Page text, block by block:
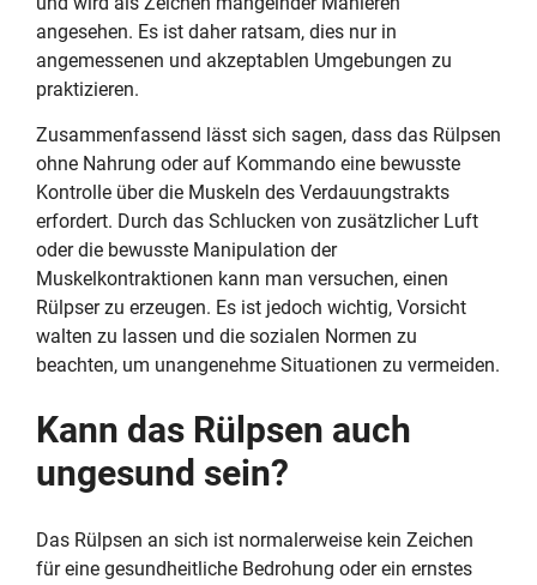
angesehen. Es ist daher ratsam, dies nur in
angemessenen und akzeptablen Umgebungen zu
praktizieren.
Zusammenfassend lässt sich sagen, dass das Rülpsen
ohne Nahrung oder auf Kommando eine bewusste
Kontrolle über die Muskeln des Verdauungstrakts
erfordert. Durch das Schlucken von zusätzlicher Luft
oder die bewusste Manipulation der
Muskelkontraktionen kann man versuchen, einen
Rülpser zu erzeugen. Es ist jedoch wichtig, Vorsicht
walten zu lassen und die sozialen Normen zu
beachten, um unangenehme Situationen zu vermeiden.
Kann das Rülpsen auch
ungesund sein?
Das Rülpsen an sich ist normalerweise kein Zeichen
für eine gesundheitliche Bedrohung oder ein ernstes